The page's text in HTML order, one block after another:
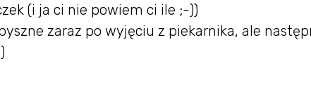
(i ja ci nie powiem ci ile ;-))
zaraz po wyjęciu z piekarnika, ale